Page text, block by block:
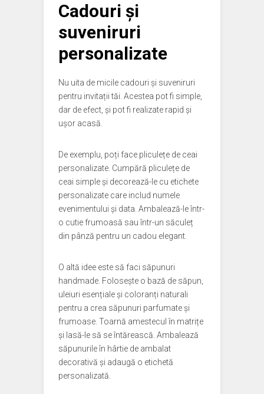
Cadouri și
suveniruri
personalizate
Nu uita de micile cadouri și suveniruri
pentru invitații tăi. Acestea pot fi simple,
dar de efect, și pot fi realizate rapid și
ușor acasă.
De exemplu, poți face pliculețe de ceai
personalizate. Cumpără pliculețe de
ceai simple și decorează-le cu etichete
personalizate care includ numele
evenimentului și data. Ambalează-le într-
o cutie frumoasă sau într-un săculeț
din pânză pentru un cadou elegant.
O altă idee este să faci săpunuri
handmade. Folosește o bază de săpun,
uleiuri esențiale și coloranți naturali
pentru a crea săpunuri parfumate și
frumoase. Toarnă amestecul în matrițe
și lasă-le să se întărească. Ambalează
săpunurile în hârtie de ambalat
decorativă și adaugă o etichetă
personalizată.